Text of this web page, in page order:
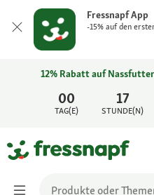
Fressnapf App
-15% auf den
00
TAG(E)
17
STUNDE(N)
12% Rabatt auf